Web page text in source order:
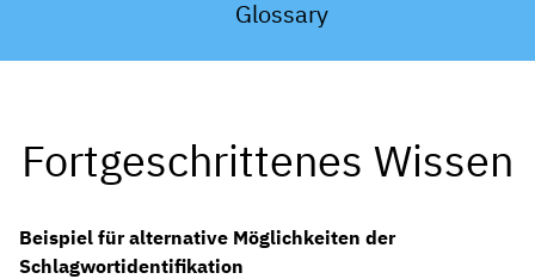
Glossary
Fortgeschrittenes Wissen
Beispiel für alternative Möglichkeiten der
Schlagwortidentifikation